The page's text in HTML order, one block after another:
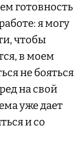
готовность
я могу
чтобы
в моем
не бояться
на свой
уже дает
и со